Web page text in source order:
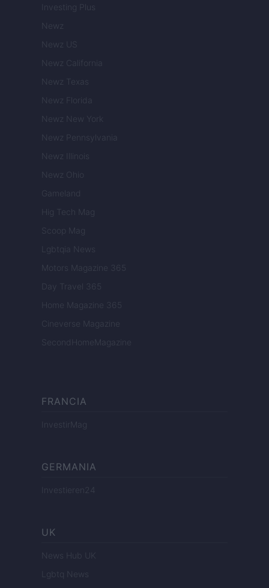
Investing Plus
Newz
Newz US
Newz California
Newz Texas
Newz Florida
Newz New York
Newz Pennsylvania
Newz Illinois
Newz Ohio
Gameland
Hig Tech Mag
Scoop Mag
Lgbtqia News
Motors Magazine 365
Day Travel 365
Home Magazine 365
Cineverse Magazine
SecondHomeMagazine
FRANCIA
InvestirMag
GERMANIA
Investieren24
UK
News Hub UK
Lgbtq News